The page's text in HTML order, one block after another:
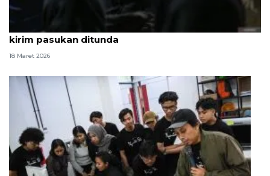
Politik kemarin, permintaan maaf ANTARA hingga
kirim pasukan ditunda
18 Maret 2026